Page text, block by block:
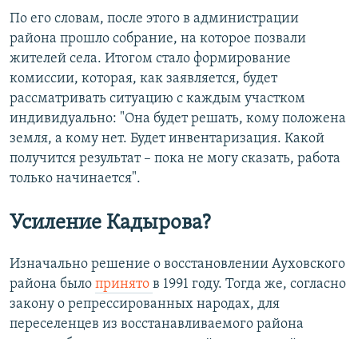
По его словам, после этого в администрации
района прошло собрание, на которое позвали
жителей села. Итогом стало формирование
комиссии, которая, как заявляется, будет
рассматривать ситуацию с каждым участком
индивидуально: "Она будет решать, кому положена
земля, а кому нет. Будет инвентаризация. Какой
получится результат – пока не могу сказать, работа
только начинается".
Усиление Кадырова?
Изначально решение о восстановлении Ауховского
района было принято в 1991 году. Тогда же, согласно
закону о репрессированных народах, для
переселенцев из восстанавливаемого района